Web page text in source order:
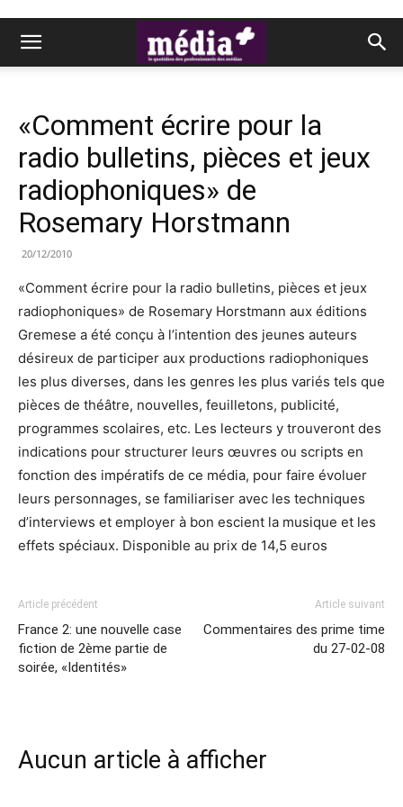
«Comment écrire pour la
radio bulletins, pièces et jeux
radiophoniques» de
Rosemary Horstmann
20/12/2010
«Comment écrire pour la radio bulletins, pièces et jeux
radiophoniques» de Rosemary Horstmann aux éditions
Gremese a été conçu à l’intention des jeunes auteurs
désireux de participer aux productions radiophoniques
les plus diverses, dans les genres les plus variés tels que
pièces de théâtre, nouvelles, feuilletons, publicité,
programmes scolaires, etc. Les lecteurs y trouveront des
indications pour structurer leurs œuvres ou scripts en
fonction des impératifs de ce média, pour faire évoluer
leurs personnages, se familiariser avec les techniques
d’interviews et employer à bon escient la musique et les
effets spéciaux. Disponible au prix de 14,5 euros
Article précédent
France 2: une nouvelle case
fiction de 2ème partie de
soirée, «Identités»
Article suivant
Commentaires des prime time
du 27-02-08
Aucun article à afficher